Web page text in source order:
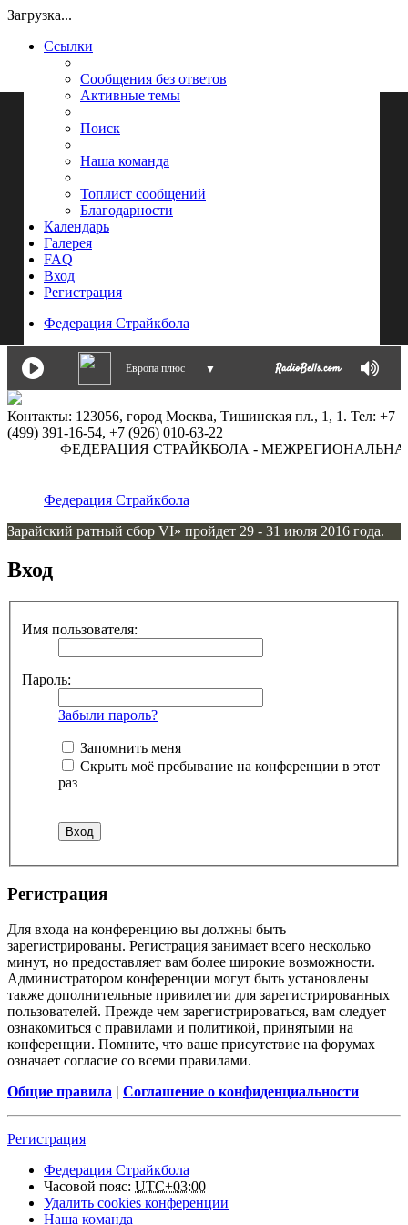
Загрузка...
Ссылки
Сообщения без ответов
Активные темы
Поиск
Наша команда
Топлист сообщений
Благодарности
Календарь
Галерея
FAQ
Вход
Регистрация
Федерация Страйкбола
Европа плюс ▼
Контакты: 123056, город Москва, Тишинская пл., 1, 1. Тел: +7
(499) 391-16-54, +7 (926) 010-63-22
ФЕДЕРАЦИЯ СТРАЙКБОЛА -
Федерация Страйкбола
Зарайский ратный сбор VI» пройдет 29 - 31 июля 2016 года.
Вход
Имя пользователя:
Пароль:
Забыли пароль?
Запомнить меня
Скрыть моё пребывание на конференции в этот
раз
Регистрация
Для входа на конференцию вы должны быть
зарегистрированы. Регистрация занимает всего несколько
минут, но предоставляет вам более широкие возможности.
Администратором конференции могут быть установлены
также дополнительные привилегии для зарегистрированных
пользователей. Прежде чем зарегистрироваться, вам следует
ознакомиться с правилами и политикой, принятыми на
конференции. Помните, что ваше присутствие на форумах
означает согласие со всеми правилами.
Общие правила | Соглашение о конфиденциальности
Регистрация
Федерация Страйкбола
Часовой пояс: UTC+03:00
Удалить cookies конференции
Наша команда